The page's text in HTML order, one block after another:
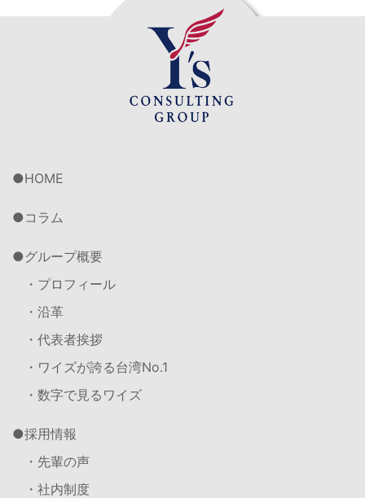
HOME
コラム
グループ概要
・プロフィール
・沿革
・代表者挨拶
・ワイズが誇る台湾No.1
・数字で見るワイズ
採用情報
・先輩の声
・社内制度